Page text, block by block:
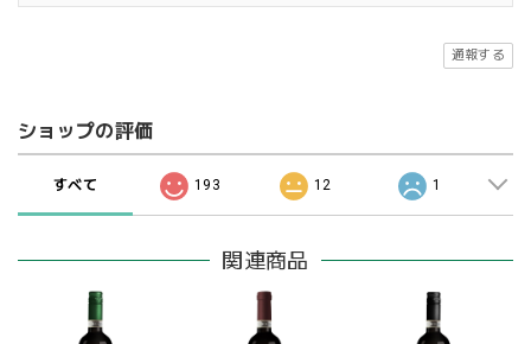
通報する
ショップの評価
すべて 193 12 1
関連商品